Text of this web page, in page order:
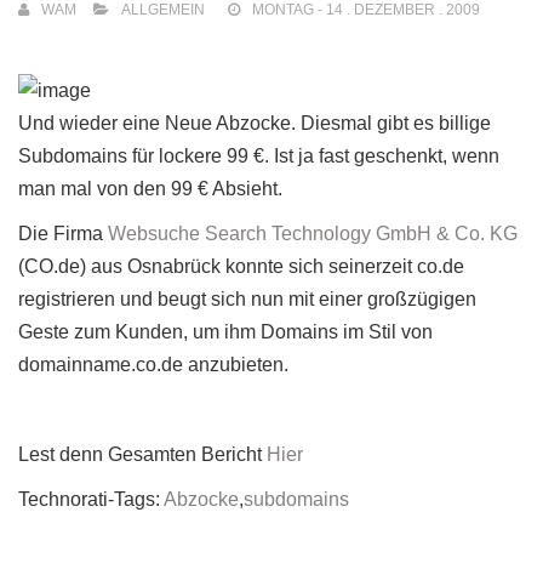
WAM ALLGEMEIN MONTAG - 14 . DEZEMBER . 2009
Und wieder eine Neue Abzocke. Diesmal gibt es billige
Subdomains für lockere 99 €. Ist ja fast geschenkt, wenn
man mal von den 99 € Absieht.
Die Firma Websuche Search Technology GmbH & Co. KG
(CO.de) aus Osnabrück konnte sich seinerzeit co.de
registrieren und beugt sich nun mit einer großzügigen
Geste zum Kunden, um ihm Domains im Stil von
domainname.co.de anzubieten.
Lest denn Gesamten Bericht Hier
Technorati-Tags: Abzocke,subdomains